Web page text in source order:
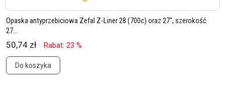
Opaska antyprzebiciowa Zefal Z-Liner 28 (700c) oraz 27", szerokość
27...
50,74 zł Rabat: 23 %
Do koszyka